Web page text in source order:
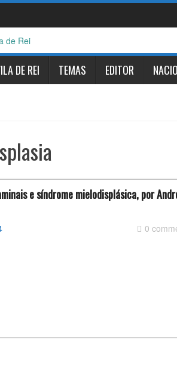
DE REI TEMAS EDITOR
e síndrome mielodisplásica, por
0